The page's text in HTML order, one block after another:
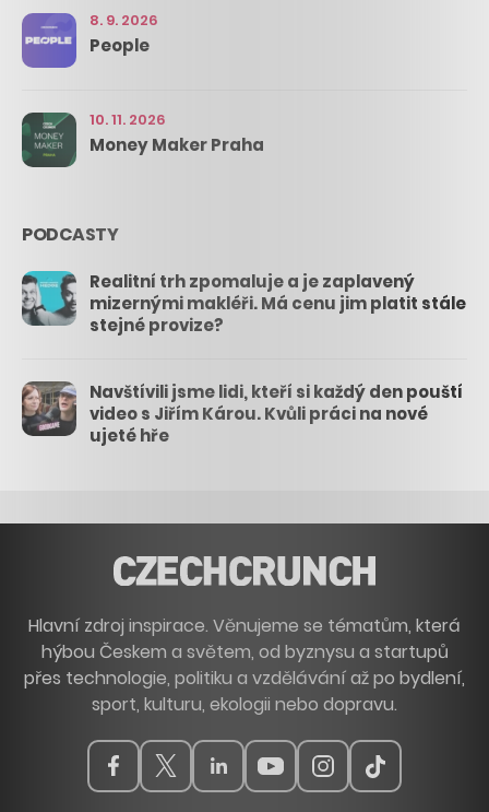
8. 9. 2026
People
10. 11. 2026
Money Maker Praha
PODCASTY
Realitní trh zpomaluje a je zaplavený
mizernými makléři. Má cenu jim platit stále
stejné provize?
Navštívili jsme lidi, kteří si každý den pouští
video s Jiřím Károu. Kvůli práci na nové
ujeté hře
Hlavní zdroj inspirace. Věnujeme se tématům, která
hýbou Českem a světem, od byznysu a startupů
přes technologie, politiku a vzdělávání až po bydlení,
sport, kulturu, ekologii nebo dopravu.